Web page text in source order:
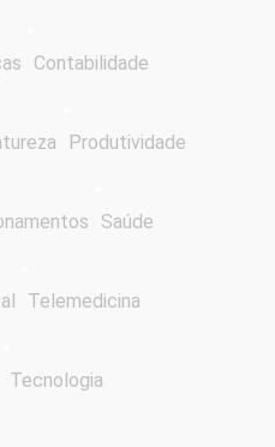
Contabilidade
Produtividade
Saúde
Telemedicina
Tecnologia